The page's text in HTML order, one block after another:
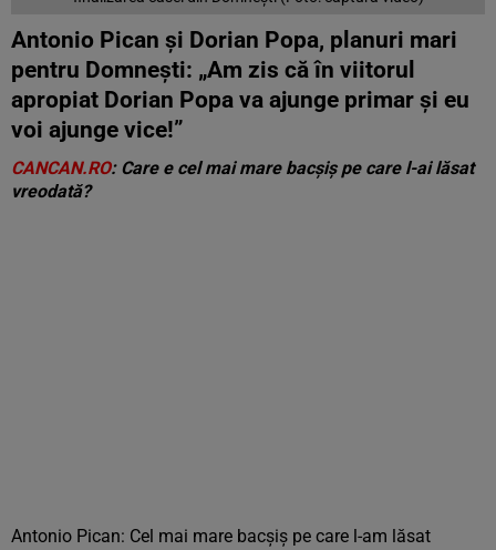
Antonio Pican și Dorian Popa, planuri mari
pentru Domnești: „Am zis că în viitorul
apropiat Dorian Popa va ajunge primar și eu
voi ajunge vice!”
CANCAN.RO: Care e cel mai mare bacșiș pe care l-ai lăsat
vreodată?
Antonio Pican: Cel mai mare bacșiș pe care l-am lăsat